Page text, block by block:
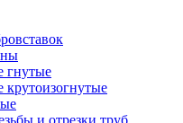
гнутые
и отрезки труб